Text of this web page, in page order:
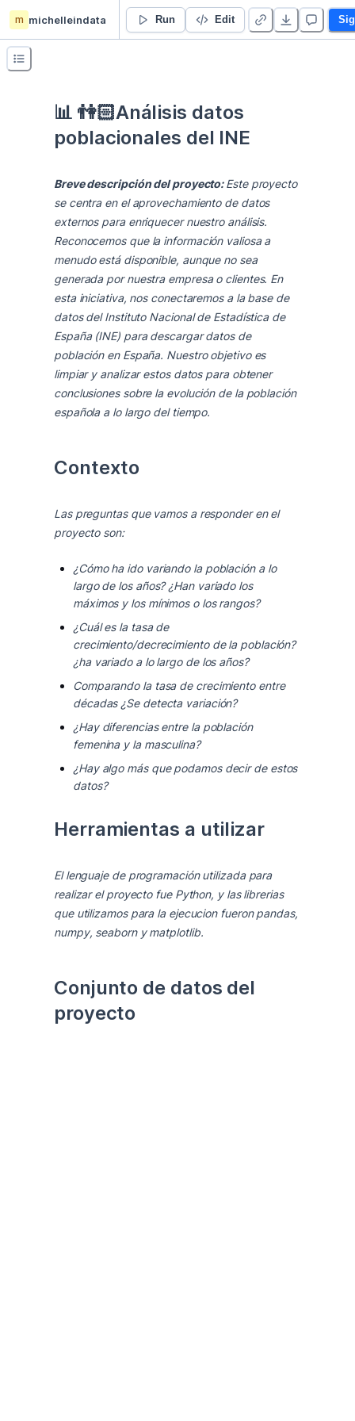
m michelleindata 📊 👫🏻Análisis datos poblacionales del INE Run Edit
📊 👫🏻Análisis datos
poblacionales del INE
Breve descripción del proyecto: Este proyecto
se centra en el aprovechamiento de datos
externos para enriquecer nuestro análisis.
Reconocemos que la información valiosa a
menudo está disponible, aunque no sea
generada por nuestra empresa o clientes. En
esta iniciativa, nos conectaremos a la base de
datos del Instituto Nacional de Estadística de
España (INE) para descargar datos de
población en España. Nuestro objetivo es
limpiar y analizar estos datos para obtener
conclusiones sobre la evolución de la población
española a lo largo del tiempo.
Contexto
Las preguntas que vamos a responder en el
proyecto son:
¿Cómo ha ido variando la población a lo
largo de los años? ¿Han variado los
máximos y los mínimos o los rangos?
¿Cuál es la tasa de
crecimiento/decrecimiento de la población?
¿ha variado a lo largo de los años?
Comparando la tasa de crecimiento entre
décadas ¿Se detecta variación?
¿Hay diferencias entre la población
femenina y la masculina?
¿Hay algo más que podamos decir de estos
datos?
Herramientas a utilizar
El lenguaje de programación utilizada para
realizar el proyecto fue Python, y las librerias
que utilizamos para la ejecucion fueron pandas,
numpy, seaborn y matplotlib.
Conjunto de datos del
proyecto